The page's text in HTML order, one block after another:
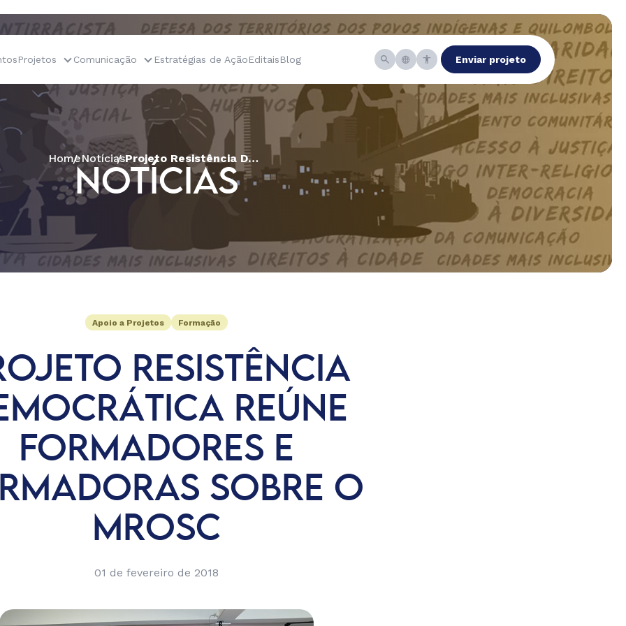
Projetos Comunicação Estratégias de AçãoEditaisBlog Enviar projeto
HomeNotícias Projeto Resistência Democrática reúne formadores e formadoras sobre o MROSC
NOTÍCIAS
Apoio a Projetos Formação
RESISTÊNCIA
REÚNE
FORMADORES E
SOBRE O
MROSC
01 de fevereiro de 2018